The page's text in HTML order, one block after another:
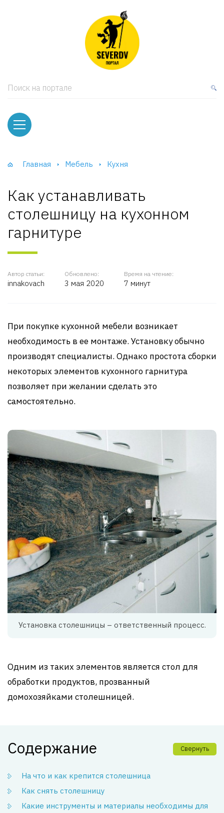
Поиск на портале
Главная Мебель Кухня
Как устанавливать
столешницу на кухонном
гарнитуре
Автор статьи:
innakovach
Обновлено:
3 мая 2020
Время на чтение:
7 минут
При покупке кухонной мебели возникает
необходимость в ее монтаже. Установку обычно
производят специалисты. Однако простота сборки
некоторых элементов кухонного гарнитура
позволяет при желании сделать это
самостоятельно.
Установка столешницы – ответственный процесс.
Одним из таких элементов является стол для
обработки продуктов, прозванный
домохозяйками столешницей.
Содержание Свернуть
На что и как крепится столешница
Как снять столешницу
Какие инструменты и материалы необходимы для
и тумбы